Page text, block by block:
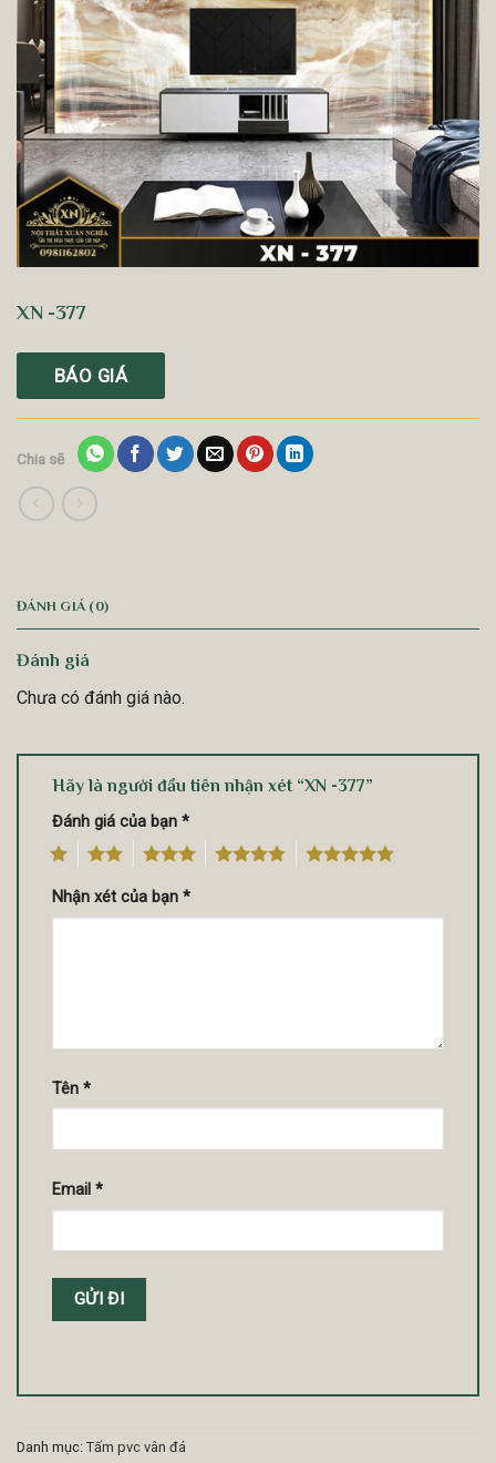
XN -377
BÁO GIÁ
Chia sẽ
ĐÁNH GIÁ (0)
Đánh giá
Chưa có đánh giá nào.
Hãy là người đầu tiên nhận xét “XN -377”
Đánh giá của bạn *
4 5
Nhận xét của bạn *
Tên *
Email *
Danh mục: Tấm pvc vân đá